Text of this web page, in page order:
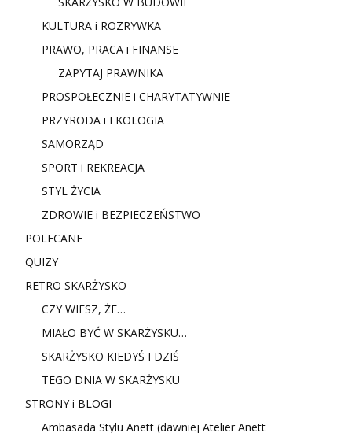
KULTURA i ROZRYWKA
PRAWO, PRACA i FINANSE
ZAPYTAJ PRAWNIKA
PROSPOŁECZNIE i CHARYTATYWNIE
PRZYRODA i EKOLOGIA
SAMORZĄD
SPORT i REKREACJA
STYL ŻYCIA
ZDROWIE i BEZPIECZEŃSTWO
POLECANE
QUIZY
RETRO SKARŻYSKO
CZY WIESZ, ŻE…
MIAŁO BYĆ W SKARŻYSKU…
SKARŻYSKO KIEDYŚ I DZIŚ
TEGO DNIA W SKARŻYSKU
STRONY i BLOGI
Ambasada Stylu Anett (dawniej Atelier Anett